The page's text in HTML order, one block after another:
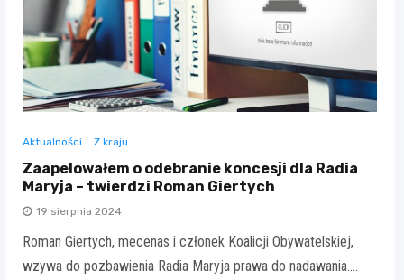
Aktualności Z kraju
Zaapelowałem o odebranie koncesji dla Radia
Maryja – twierdzi Roman Giertych
19 sierpnia 2024
Roman Giertych, mecenas i członek Koalicji Obywatelskiej,
wzywa do pozbawienia Radia Maryja prawa do nadawania.…